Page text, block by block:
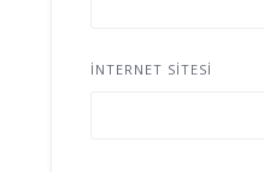
İNTERNET SITESI